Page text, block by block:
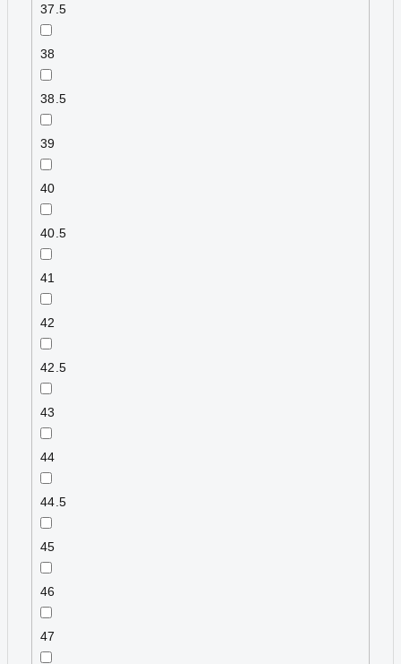
37.5
38
38.5
39
40
40.5
41
42
42.5
43
44
44.5
45
46
47